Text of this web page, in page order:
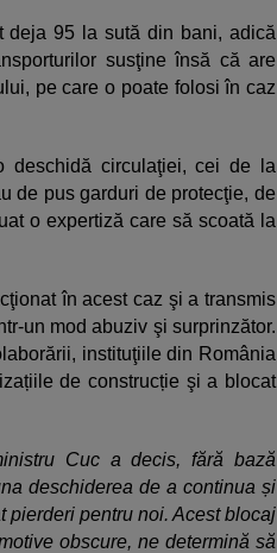
deja 95 la sută din bani, adică
susţine însă că are
pe care o poate folosi în caz
deschidă circulaţiei, cei de la
de pus garduri de protecţie, de
o expertiză care să scoată la
în acest caz şi a transmis
un mod abuziv şi surprinzător.
instituţiile din România
de construcție şi a blocat
Cuc a decis, fără bază
deschiderea de a continua și
pierderi pentru noi. Acest blocaj
obscure, ne determină să